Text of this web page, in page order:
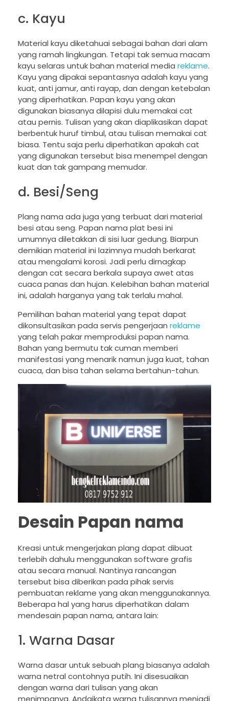
c. Kayu
Material kayu diketahuai sebagai bahan dari alam
yang ramah lingkungan. Tetapi tak semua macam
kayu selaras untuk bahan material media reklame.
Kayu yang dipakai sepantasnya adalah kayu yang
kuat, anti jamur, anti rayap, dan dengan ketebalan
yang diperhatikan. Papan kayu yang akan
digunakan biasanya dilapisi dulu memakai cat
atau pernis. Tulisan yang akan diaplikasikan dapat
berbentuk huruf timbul, atau tulisan memakai cat
biasa. Tentu saja perlu diperhatikan apakah cat
yang digunakan tersebut bisa menempel dengan
kuat dan tak gampang memudar.
d. Besi/Seng
Plang nama ada juga yang terbuat dari material
besi atau seng. Papan nama plat besi ini
umumnya diletakkan di sisi luar gedung. Biarpun
demikian material ini lazimnya mudah berkarat
atau mengalami korosi. Jadi perlu dirnagkap
dengan cat secara berkala supaya awet atas
cuaca panas dan hujan. Kelebihan bahan material
ini, adalah harganya yang tak terlalu mahal.
Pemilihan bahan material yang tepat dapat
dikonsultasikan pada servis pengerjaan reklame
yang telah pakar memproduksi papan nama.
Bahan yang bermutu tak cuman memberi
manifestasi yang menarik namun juga kuat, tahan
cuaca, dan bisa tahan selama bertahun-tahun.
Desain Papan nama
Kreasi untuk mengerjakan plang dapat dibuat
terlebih dahulu menggunakan software grafis
atau secara manual. Nantinya rancangan
tersebut bisa diberikan pada pihak servis
pembuatan reklame yang akan menggunakannya.
Beberapa hal yang harus diperhatikan dalam
mendesain papan nama, antara lain:
1. Warna Dasar
Warna dasar untuk sebuah plang biasanya adalah
warna netral contohnya putih. Ini disesuaikan
dengan warna dari tulisan yang akan
menimpanya. Andaikata warna tulisannya menjadi